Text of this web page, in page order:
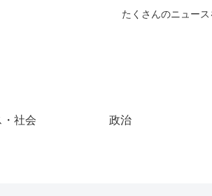
たくさんのニュー
・社会 政治